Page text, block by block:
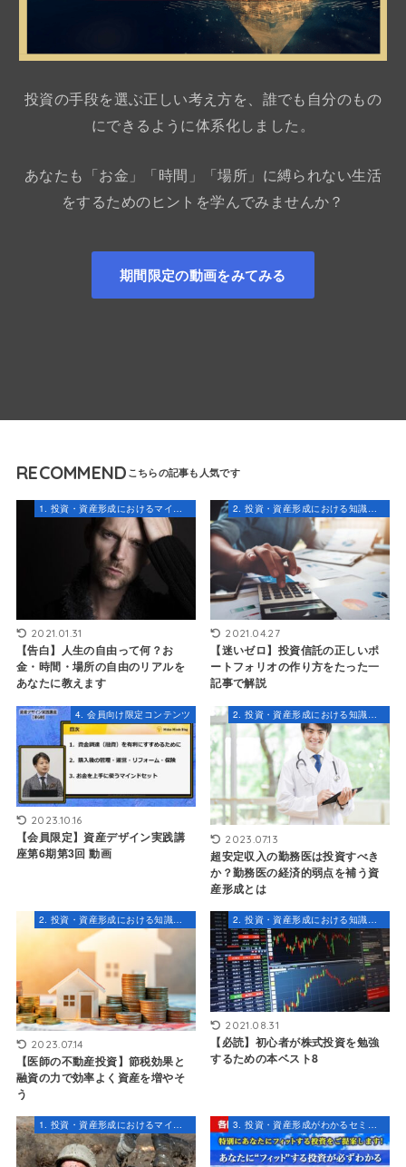
投資の手段を選ぶ正しい考え方を、誰でも自分のもの
にできるように体系化しました。
あなたも「お金」「時間」「場所」に縛られない生活
をするためのヒントを学んでみませんか？
期間限定の動画をみてみる
RECOMMEND
1. 投資・資産形成におけるマインドセット
2021.01.31
【告白】人生の自由って何？お
金・時間・場所の自由のリアルを
あなたに教えます
2. 投資・資産形成における知識とスキル
2021.04.27
【迷いゼロ】投資信託の正しいポ
ートフォリオの作り方をたった一
記事で解説
4. 会員向け限定コンテンツ
2023.10.16
【会員限定】資産デザイン実践講
座第6期第3回 動画
2023.07.13
超安定収入の勤務医は投資すべき
か？勤務医の経済的弱点を補う資
産形成とは
2. 投資・資産形成における知識とスキル
2023.07.14
【医師の不動産投資】節税効果と
融資の力で効率よく資産を増やそ
う
2. 投資・資産形成における知識とスキル
2021.08.31
【必読】初心者が株式投資を勉強
するための本ベスト8
1. 投資・資産形成におけるマインドセット 3. 投資・資産形成がわかるセミナー・コンテンツ